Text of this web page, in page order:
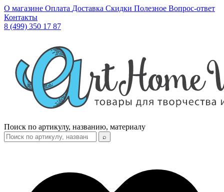
О магазине Оплата Доставка Скидки Полезное Вопрос-ответ
Контакты
8 (499) 350 17 87
Поиск по артикулу, названию, материалу
⌕